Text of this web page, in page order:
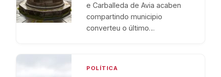
e Carballeda de Avia acaben
compartindo municipio
converteu o último…
POLÍTICA